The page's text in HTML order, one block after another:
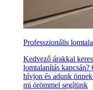
Professzionális
Kedvező árakkal
lomtalanítás
hívjon és adunk
mi örömmel segítünk